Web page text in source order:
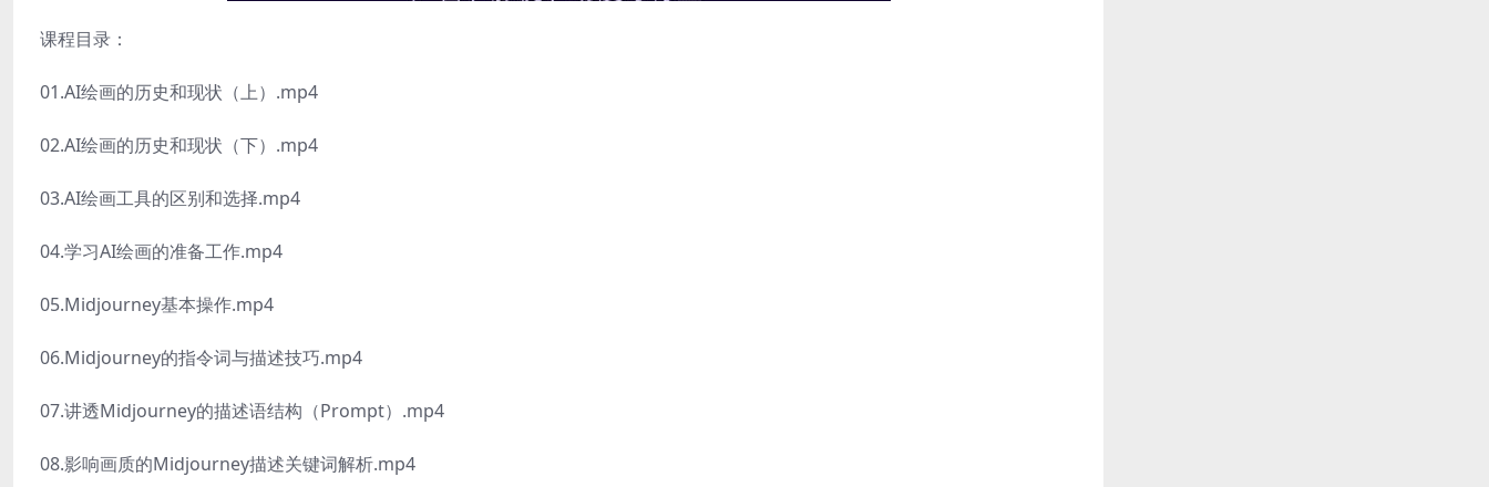
课程目录：
01.AI绘画的历史和现状（上）.mp4
02.AI绘画的历史和现状（下）.mp4
03.AI绘画工具的区别和选择.mp4
04.学习AI绘画的准备工作.mp4
05.Midjourney基本操作.mp4
06.Midjourney的指令词与描述技巧.mp4
07.讲透Midjourney的描述语结构（Prompt）.mp4
08.影响画质的Midjourney描述关键词解析.mp4